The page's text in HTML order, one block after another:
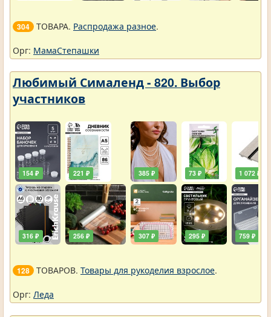
304 ТОВАРА. Распродажа разное.
Орг: МамаСтепашки
Любимый Сималенд - 820. Выбор
участников
154 ₽
316 ₽
221 ₽
256 ₽
385 ₽
307 ₽
73 ₽
295 ₽
1 072 ₽
759 ₽
128 ТОВАРОВ. Товары для рукоделия взрослое.
Орг: Леда